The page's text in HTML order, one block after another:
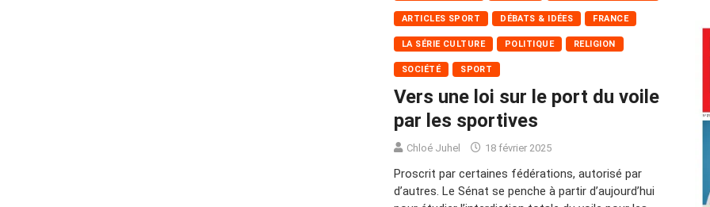
ARTICLES SPORT DÉBATS & IDÉES FRANCE
LA SÉRIE CULTURE POLITIQUE RELIGION
SOCIÉTÉ SPORT
Vers une loi sur le port du voile
par les sportives
Chloé Juhel 18 février 2025
Proscrit par certaines fédérations, autorisé par
d’autres. Le Sénat se penche à partir d’aujourd’hui